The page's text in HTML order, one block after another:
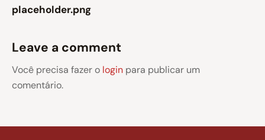
placeholder.png
Leave a comment
Você precisa fazer o login para publicar um
comentário.